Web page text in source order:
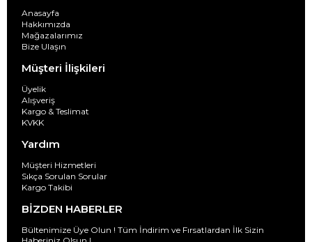
Anasayfa
Hakkımızda
Mağazalarımız
Bize Ulaşın
Müşteri İlişkileri
Üyelik
Alışveriş
Kargo & Teslimat
KVKK
Yardım
Müşteri Hizmetleri
Sıkça Sorulan Sorular
Kargo Takibi
BİZDEN HABERLER
Bültenimize Üye Olun ! Tüm İndirim ve Fırsatlardan İlk Sizin